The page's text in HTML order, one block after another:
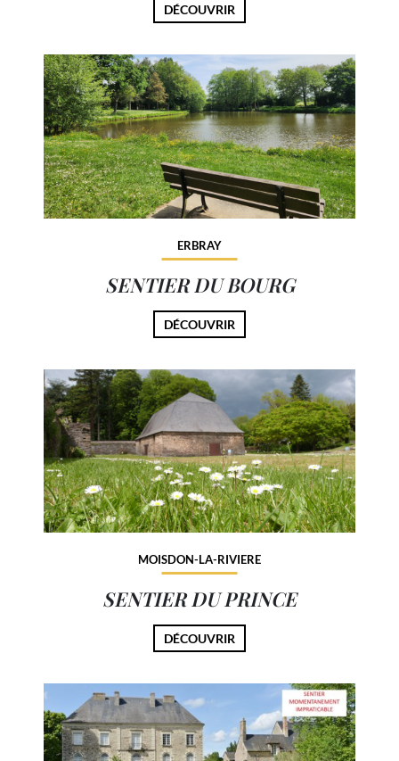
DÉCOUVRIR
ERBRAY
SENTIER DU BOURG
DÉCOUVRIR
MOISDON-LA-RIVIERE
SENTIER DU PRINCE
DÉCOUVRIR